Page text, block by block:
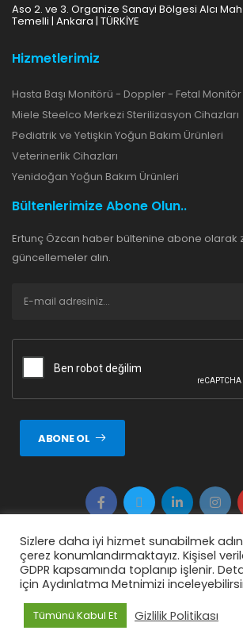
Aso 2. ve 3. Organize Sanayi Bölgesi Alcı
Temelli | Ankara | TÜRKİYE
Hizmetlerimiz
Hasta Başı Monitörü - Doppler - Fetal Monitör
Miele Steelco Merkezi Sterilizasyon Cihazları
Pediatrik ve Yetişkin Yoğun Bakım Ürünleri
Veterinerlik Cihazları
Yenidoğan Yoğun Bakım Ürünleri
Bültenlerimize Abone Olun..
Ertunç Özcan haber bültenine abone olarak
güncellemeler alın.
ABONE OL
Copyright © 2026 ERTUNÇ ÖZCAN Tüm Hakkı
Sizlere daha iyi hizmet sunabilmek
çerez konumlandırmaktayız. Kişisel
GDPR kapsamında toplanıp işlenir.
için Aydınlatma Metnimizi
Tümünü Kabul Et Gizlilik Politikası